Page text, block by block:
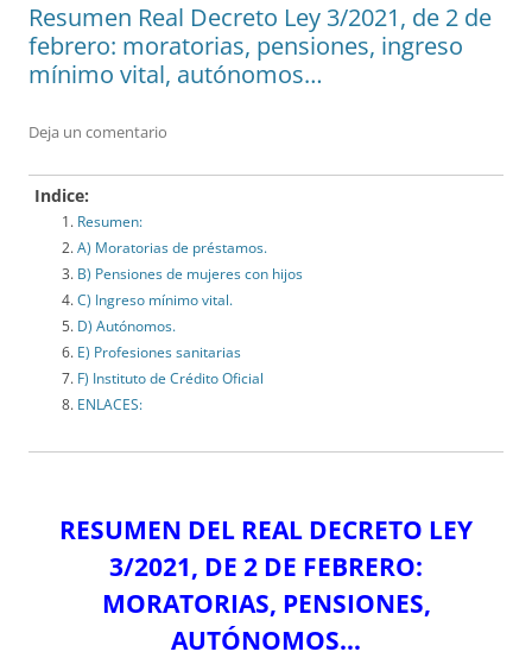
Resumen Real Decreto Ley 3/2021, de 2 de
febrero: moratorias, pensiones, ingreso
mínimo vital, autónomos…
Deja un comentario
Indice:
Resumen:
A) Moratorias de préstamos.
B) Pensiones de mujeres con hijos
C) Ingreso mínimo vital.
D) Autónomos.
E) Profesiones sanitarias
F) Instituto de Crédito Oficial
ENLACES:
RESUMEN DEL REAL DECRETO LEY
3/2021, DE 2 DE FEBRERO:
MORATORIAS, PENSIONES,
AUTÓNOMOS…